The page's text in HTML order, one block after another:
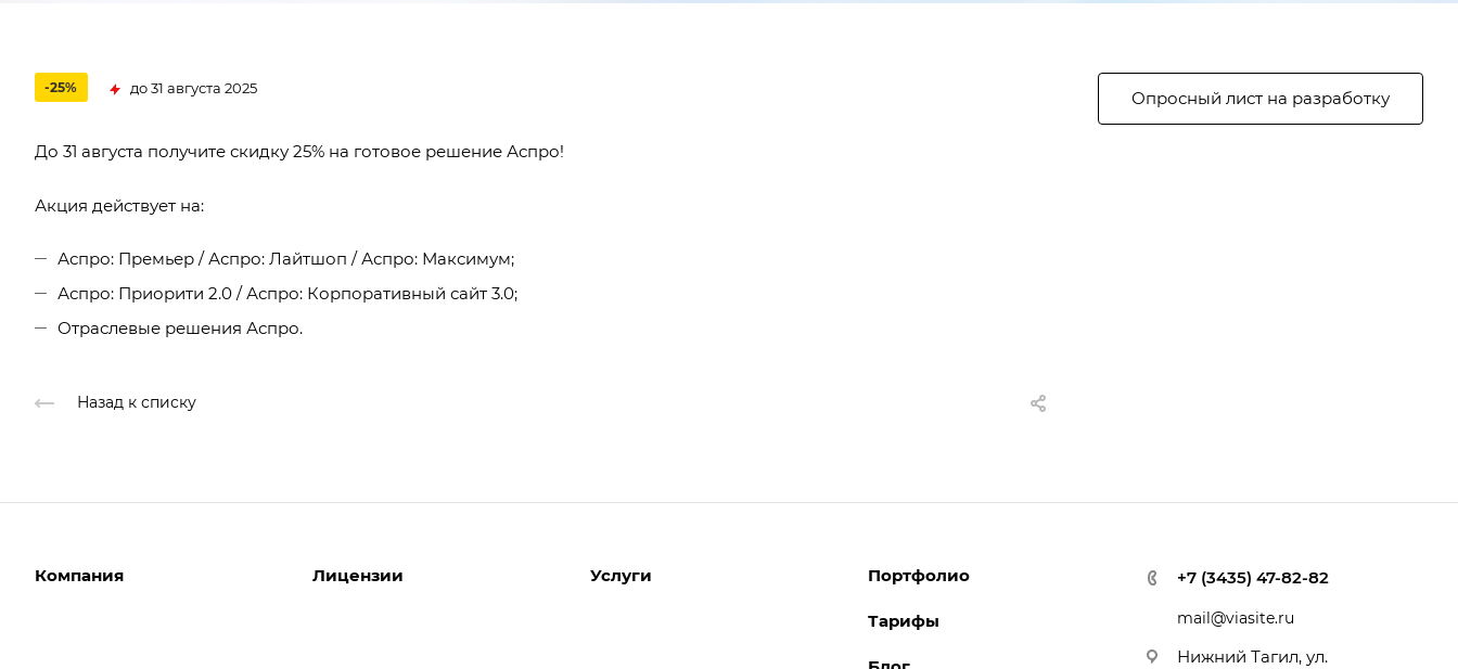
-25% до 31 августа 2025
До 31 августа получите скидку 25% на готовое решение Аспро!
Акция действует на:
Аспро: Премьер / Аспро: Лайтшоп / Аспро: Максимум;
Аспро: Приорити 2.0 / Аспро: Корпоративный сайт 3.0;
Отраслевые решения Аспро.
Назад к списку
Опросный лист на разработку
Компания Лицензии Услуги Портфолио
Тарифы
+7 (3435) 47-82-82
mail@viasite.ru
Нижний Тагил, ул.